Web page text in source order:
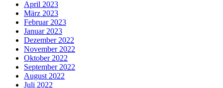
April 2023
März 2023
Februar 2023
Januar 2023
Dezember 2022
November 2022
Oktober 2022
September 2022
August 2022
Juli 2022